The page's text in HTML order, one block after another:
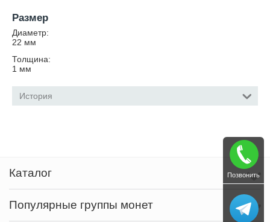
Размер
Диаметр:
22 мм
Толщина:
1 мм
История
Каталог
Популярные группы монет
Позвонить